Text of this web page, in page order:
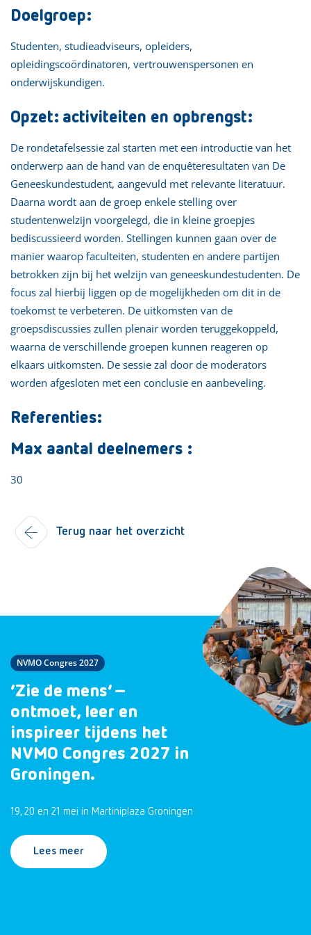
Doelgroep:
Studenten, studieadviseurs, opleiders,
opleidingscoördinatoren, vertrouwenspersonen en
onderwijskundigen.
Opzet: activiteiten en opbrengst:
De rondetafelsessie zal starten met een introductie van het
onderwerp aan de hand van de enquêteresultaten van De
Geneeskundestudent, aangevuld met relevante literatuur.
Daarna wordt aan de groep enkele stelling over
studentenwelzijn voorgelegd, die in kleine groepjes
bediscussieerd worden. Stellingen kunnen gaan over de
manier waarop faculteiten, studenten en andere partijen
betrokken zijn bij het welzijn van geneeskundestudenten. De
focus zal hierbij liggen op de mogelijkheden om dit in de
toekomst te verbeteren. De uitkomsten van de
groepsdiscussies zullen plenair worden teruggekoppeld,
waarna de verschillende groepen kunnen reageren op
elkaars uitkomsten. De sessie zal door de moderators
worden afgesloten met een conclusie en aanbeveling.
Referenties:
Max aantal deelnemers :
30
Terug naar het overzicht
NVMO Congres 2027
‘Zie de mens’ –
ontmoet, leer en
inspireer tijdens het
NVMO Congres 2027 in
Groningen.
19, 20 en 21 mei in Martiniplaza Groningen
Lees meer